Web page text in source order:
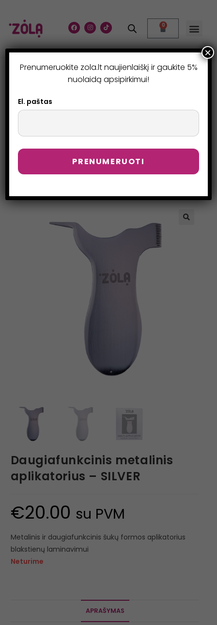
0
DAUGIAFUNKCINIS
METALINIS
APLIKATORIUS – SILVER
Daugiafunkcinis metalinis
aplikatorius – SILVER
€20.00 su PVM
Metalinis ir daugiafunkcinis šukų formos aplikatorius
blakstienų laminavimui
Neturime
APRAŠYMAS
Prenumeruokite zola.lt naujienlaiškį ir gaukite 5%
nuolaidą apsipirkimui!
El. paštas
×